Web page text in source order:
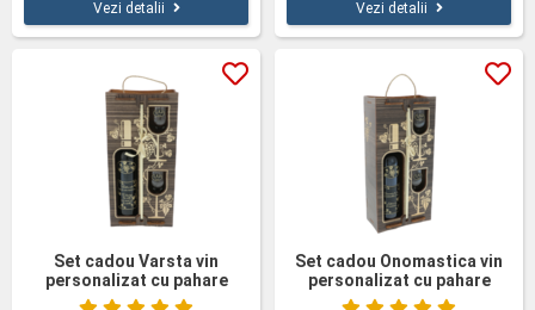
Vezi detalii Vezi detalii
Set cadou Varsta vin
personalizat cu pahare
cutie lemn
Set cadou Onomastica vin
personalizat cu pahare
cutie lemn